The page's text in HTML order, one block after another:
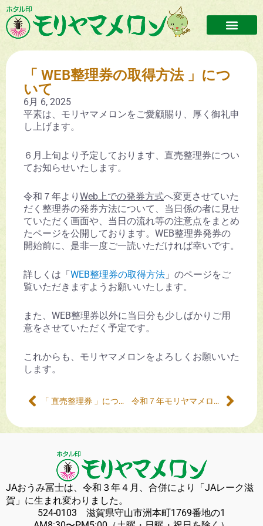
「 WEB整理券の取得方法 」につ
いて
6月 6, 2025
平素は、モリヤマメロンをご愛顧賜り、厚く御礼申
し上げます。
６月上旬より予定しております、直売整理券につい
てお知らせいたします。
令和７年より Web上での発券方式へ変更させていた
だく整理券の発券方法について、当日係の者に見せ
ていただく画面や、当日の流れ等の注意点をまとめ
たページを公開しております。WEB整理券発券の
開始前に、是非一度ご一読いただければ幸いです。
詳しくは「WEB整理券の取得方法 」のページをご
覧いただきますようお願いいたします。
また、WEB整理券以外に当日分も少しばかりご用
意をさせていただく予定です。
これからも、モリヤマメロンをよろしくお願いいた
します。
「 直売整理券 」について 令和７年モリヤマメロンの予約開始について
JAおうみ冨士は、令和３年４月、合併により「JAレーク滋
賀」に生まれ変わりました。
524-0103 滋賀県守山市洲本町1769番地の1